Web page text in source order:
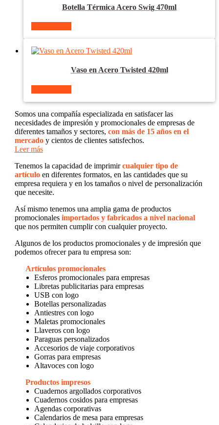
Botella Térmica Acero Swig 470ml
Vaso en Acero Twisted 420ml
Somos una compañía especializada en satisfacer las
necesidades de impresión y promocionales de empresas de
diferentes tamaños y sectores, con más de 15 años en el
mercadoy cientos de clientes satisfechos.
Leer más
Tenemos la capacidad de imprimircualquier tipo de
artículoen diferentes formatos, en las cantidades que su
empresa requiera y en los tamaños o nivel de personalización
que necesite.
Así mismo tenemos una amplia gama de productos
promocionales importados y fabricados a nivel nacional
que nos permiten cumplir con cualquier proyecto.
Algunos de los productos promocionales y de impresión que
podemos ofrecer para tu empresa son:
Artículos promocionales
Esferos promocionales para empresas
Libretas publicitarias para empresas
USB con logo
Botellas personalizadas
Antiestres con logo
Maletas promocionales
Llaveros con logo
Paraguas personalizados
Accesorios de viaje corporativos
Gorras para empresas
Altavoces con logo
Productos impresos
Cuadernos argollados corporativos
Cuadernos cosidos para empresas
Agendas corporativas
Calendarios de mesa para empresas